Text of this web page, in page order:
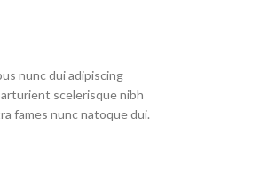
nunc dui adipiscing
scelerisque nibh
fames nunc natoque dui.